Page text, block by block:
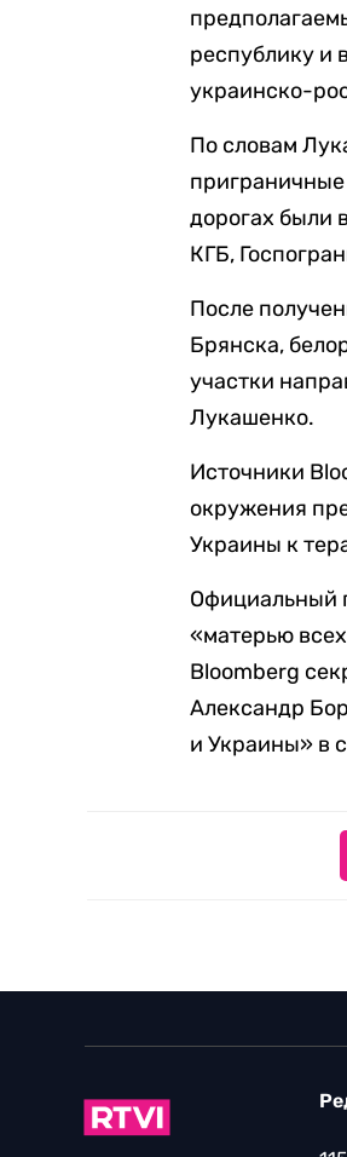
республику и
украинско-
По словам
дорогах были
КГБ,
После
Брянска,
участки
Лукашенко.
Источники
окружения
Украины к
Официальный
«матерью
Bloomberg
Александр
и Украины» в